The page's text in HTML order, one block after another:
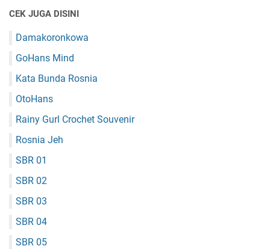
CEK JUGA DISINI
Damakoronkowa
GoHans Mind
Kata Bunda Rosnia
OtoHans
Rainy Gurl Crochet Souvenir
Rosnia Jeh
SBR 01
SBR 02
SBR 03
SBR 04
SBR 05